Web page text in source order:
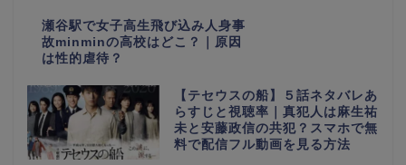
瀬谷駅で女子高生飛び込み人身事
故minminの高校はどこ？｜原因
は性的虐待？
【テセウスの船】５話ネタバレあ
らすじと視聴率｜真犯人は麻生祐
未と安藤政信の共犯？スマホで無
料で配信フル動画を見る方法